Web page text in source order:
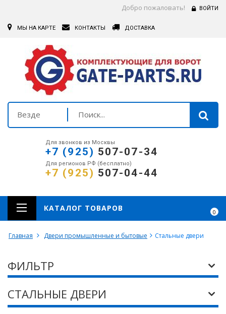
Добро пожаловать! ВОЙТИ
МЫ НА КАРТЕ КОНТАКТЫ ДОСТАВКА
Везде
Для звонков из Москвы
+7 (925) 507-07-34
Для регионов РФ (бесплатно)
+7 (925) 507-04-44
0
КАТАЛОГ ТОВАРОВ
Главная Двери промышленные и бытовые Стальные двери
ФИЛЬТР
СТАЛЬНЫЕ ДВЕРИ